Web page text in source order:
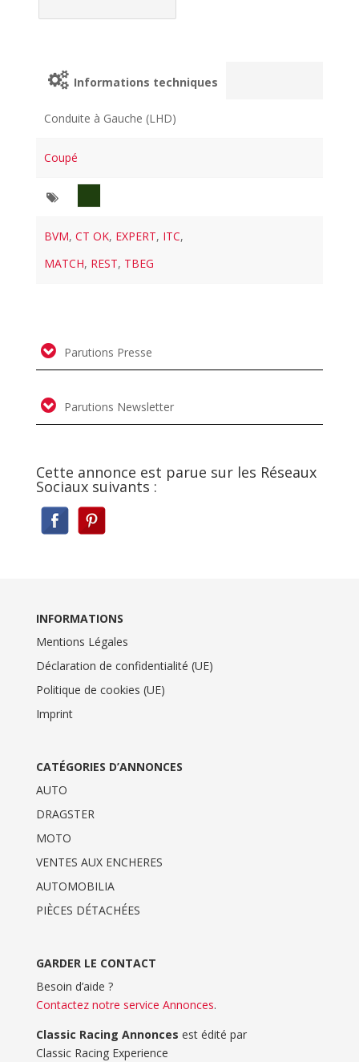
Informations techniques
Conduite à Gauche (LHD)
Coupé
BVM,CT OK, EXPERT, ITC,
MATCH, REST, TBEG
Parutions Presse
Parutions Newsletter
Cette annonce est parue sur les Réseaux
Sociaux suivants :
INFORMATIONS
Mentions Légales
Déclaration de confidentialité (UE)
Politique de cookies (UE)
Imprint
CATÉGORIES D’ANNONCES
AUTO
DRAGSTER
MOTO
VENTES AUX ENCHERES
AUTOMOBILIA
PIÈCES DÉTACHÉES
GARDER LE CONTACT
Besoin d’aide ?
Contactez notre service Annonces.
Classic Racing Annonces est édité par
Classic Racing Experience